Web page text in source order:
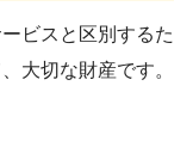
ビスと区別するた
大切な財産です。